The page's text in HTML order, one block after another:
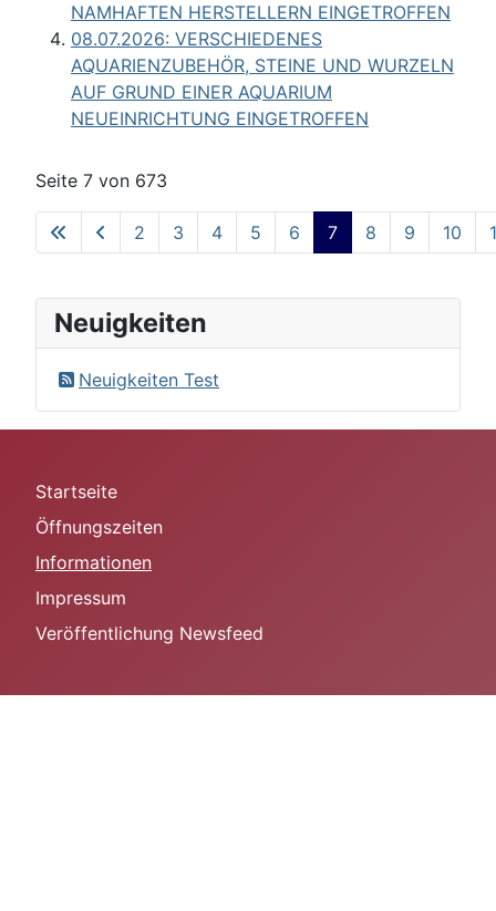
NAMHAFTEN HERSTELLERN EINGETROFFEN
08.07.2026: VERSCHIEDENES
AQUARIENZUBEHÖR, STEINE UND WURZELN
AUF GRUND EINER AQUARIUM
NEUEINRICHTUNG EINGETROFFEN
Seite 7 von 673
2 3 4 5 6 7 8 9 10
Neuigkeiten
Neuigkeiten Test
Startseite
Öffnungszeiten
Informationen
Impressum
Veröffentlichung Newsfeed